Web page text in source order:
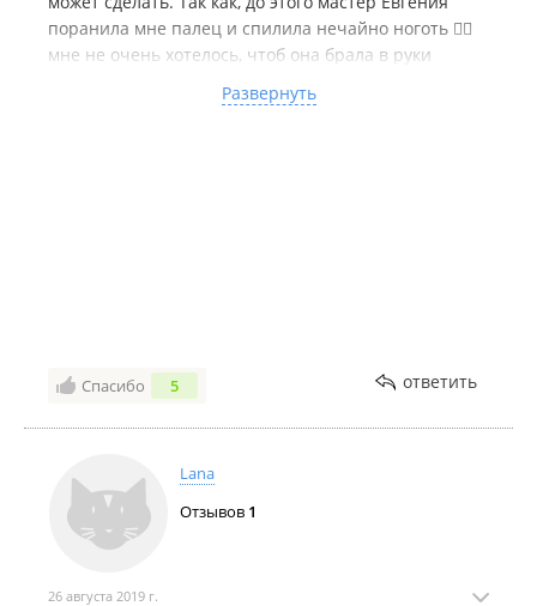
поранила мне палец и спилила нечайно ноготь 🤦‍♀️
мне не очень хотелось, чтоб она брала в руки
что не будет доделывать свою работу и ушла.
Развернуть
Спасибо 5 ответить
Lana
Отзывов 1
26 августа 2019 г.